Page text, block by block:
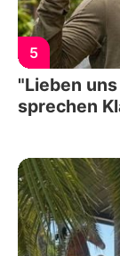
5
"Lieben
sprechen